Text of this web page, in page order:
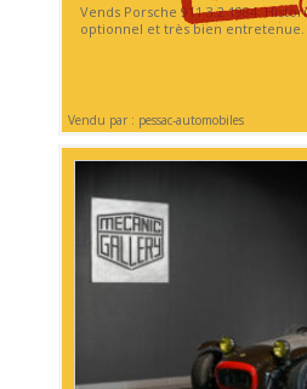
Vends Porsche 911 3.2 1984.
optionnel et très bien entretenue.
Vendu par : pessac-automobiles